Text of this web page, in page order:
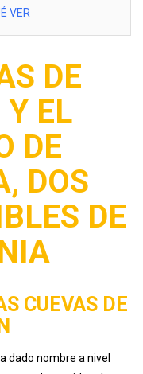
VER
DE
EL
DE
DOS
DE
CUEVAS DE
dado nombre a nivel